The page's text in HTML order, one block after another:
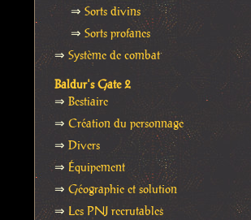
⇒Sorts divins
⇒Sorts profanes
⇒Système de combat
Baldur's Gate 2
⇒Bestiaire
⇒Création du personnage
⇒Divers
⇒ Équipement
⇒Géographie et solution
⇒ Les PNJ recrutables